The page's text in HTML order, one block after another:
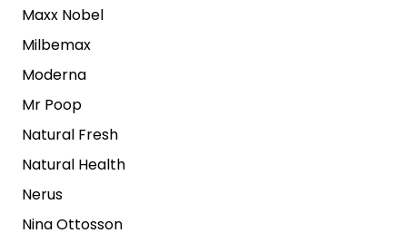
Maxx Nobel
Milbemax
Moderna
Mr Poop
Natural Fresh
Natural Health
Nerus
Nina Ottosson